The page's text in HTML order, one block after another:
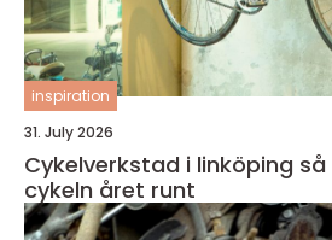
inspiration
31. July 2026
Cykelverkstad i linköping så tar du hand om
cykeln året runt